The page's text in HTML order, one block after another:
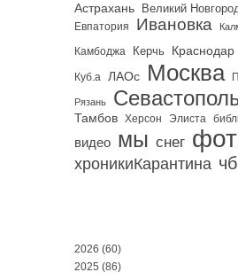
Астрахань Великий
Евпатория Ивановка
Камбоджа Керчь Краснодар
Куб.а ЛАОс Москва
Рязань
Тамбов Херсон Элиста
видео мы снег
хроникиКарантина чб
2026 (60)
2025 (86)